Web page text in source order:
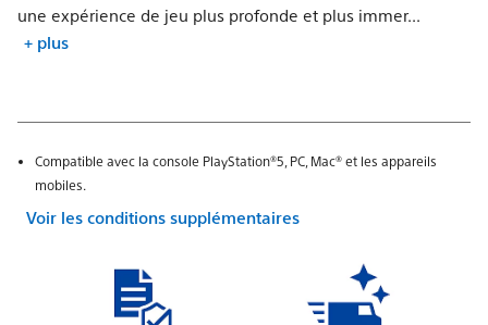
une expérience de jeu plus profonde et plus immer...
+ plus
Compatible avec la console PlayStation®5, PC, Mac® et les appareils
mobiles.
Voir les conditions supplémentaires